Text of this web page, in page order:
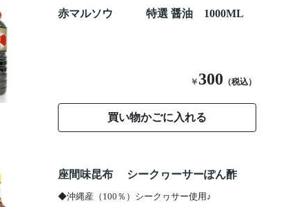
赤マルソウ 特選 醤油 1000ML
￥ 300 （税込）
買い物かごに入れる
座間味昆布 シークヮーサーぽん酢
◆沖縄産（100％）シークヮサー使用♪